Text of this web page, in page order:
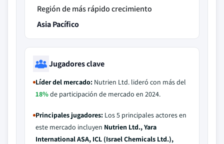
Región de más rápido crecimiento
Asia Pacífico
Jugadores clave
Líder del mercado: Nutrien Ltd. lideró con más del
18%de participación de mercado en 2024.
Principales jugadores: Los 5 principales actores en
este mercado incluyen Nutrien Ltd., Yara
International ASA, ICL (Israel Chemicals Ltd.),